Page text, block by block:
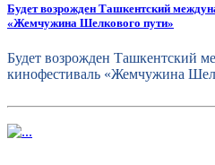
Будет возрожден Ташкентский
«Жемчужина Шелкового пути»
Будет возрожден Ташкентский
кинофестиваль «Жемчужина